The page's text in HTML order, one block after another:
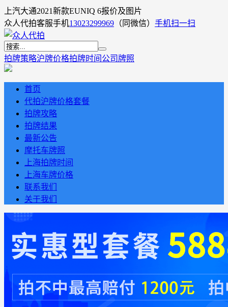
上汽大通2021新款EUNIQ 6报价及图片
众人代拍客服手机13023299969 （同微信） 手机扫一扫
拍牌策略沪牌价格拍牌时间 公司牌照
首页
代拍沪牌价格套餐
拍牌攻略
拍牌结果
最新公告
摩托车牌照
上海拍牌时间
上海车牌价格
联系我们
关于我们